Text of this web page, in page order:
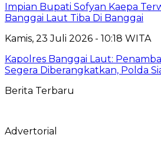
Impian Bupati Sofyan Kaepa
Banggai Laut Tiba Di Banggai
Kamis, 23 Juli 2026 - 10:18 WITA
Kapolres Banggai Laut:
Segera Diberangkatkan, Polda
Berita Terbaru
Advertorial